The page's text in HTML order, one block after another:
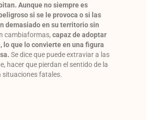
Aunque no siempre es
si se le provoca o si las
demasiado en su territorio sin
cambiaformas,capaz de adoptar
lo que lo convierte en una figura
Se dice que puede extraviar a las
hacer que pierdan el sentido de la
situaciones fatales.